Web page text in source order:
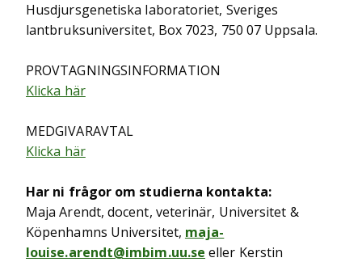
Husdjursgenetiska laboratoriet, Sveriges
lantbruksuniversitet, Box 7023, 750 07 Uppsala.
PROVTAGNINGSINFORMATION
Klicka här
MEDGIVARAVTAL
Klicka här
Har ni frågor om studierna kontakta:
Maja Arendt, docent, veterinär, Universitet &
Köpenhamns Universitet, maja-
louise.arendt@imbim.uu.se eller Kerstin